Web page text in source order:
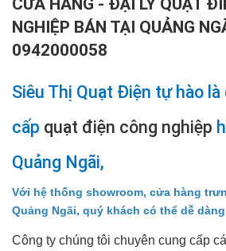
CỬA HÀNG - ĐẠI LÝ QUẠT
NGHIỆP BÁN TẠI QUẢNG
0942000058
Siêu Thị Quạt Điện tự hào
cấp quạt điện công nghiệp
Quảng Ngãi,
Với hệ thống showroom, cửa hàng
Quảng Ngãi, quý khách có thể dễ
Công ty chúng tôi chuyên cung cấp